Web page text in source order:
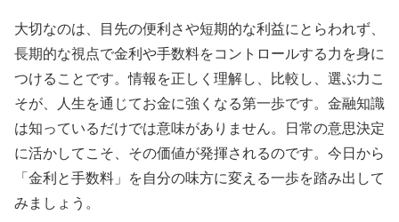
大切なのは、目先の便利さや短期的な利益にとらわれず、
長期的な視点で金利や手数料をコントロールする力を身に
つけることです。情報を正しく理解し、比較し、選ぶ力こ
そが、人生を通じてお金に強くなる第一歩です。金融知識
は知っているだけでは意味がありません。日常の意思決定
に活かしてこそ、その価値が発揮されるのです。今日から
「金利と手数料」を自分の味方に変える一歩を踏み出して
みましょう。